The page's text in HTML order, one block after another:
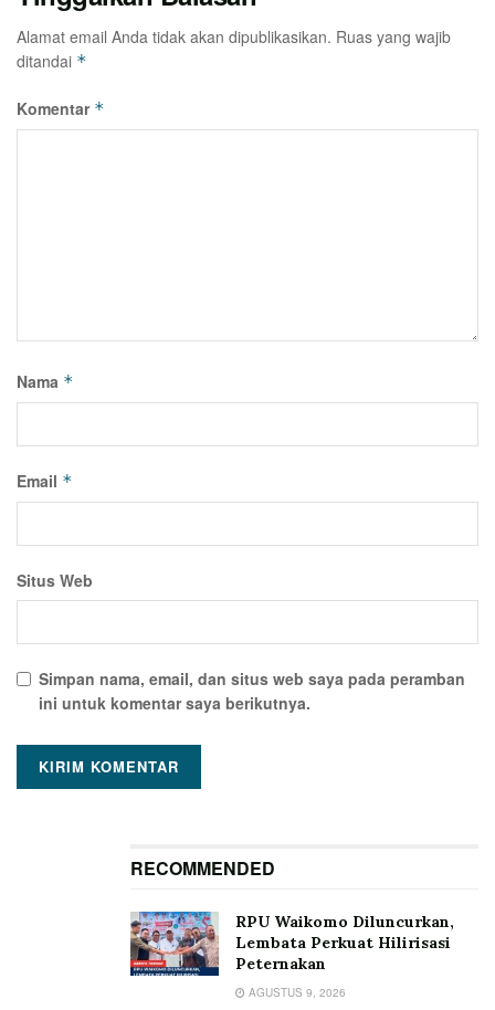
Alamat email Anda tidak akan dipublikasikan. Ruas yang wajib
ditandai *
Komentar *
Nama *
Email *
Situs Web
Simpan nama, email, dan situs web saya pada peramban
ini untuk komentar saya berikutnya.
RECOMMENDED
RPU Waikomo Diluncurkan,
Lembata Perkuat Hilirisasi
Peternakan
AGUSTUS 9, 2026